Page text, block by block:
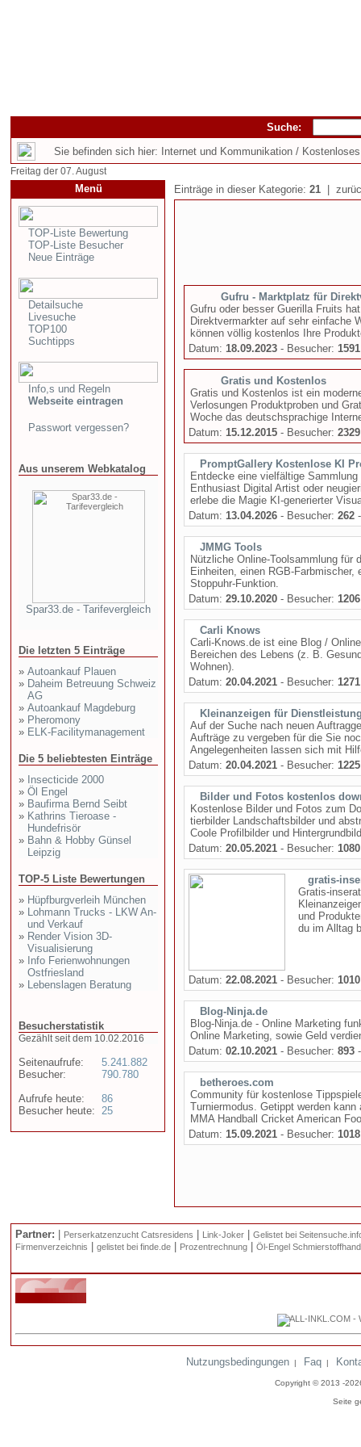
Suche:
Sie befinden sich hier: Internet und Kommunikation / Kostenloses
Freitag der 07. August
Menü
TOP-Liste Bewertung
TOP-Liste Besucher
Neue Einträge
Detailsuche
Livesuche
TOP100
Suchtipps
Info,s und Regeln
Webseite eintragen
Passwort vergessen?
Aus unserem Webkatalog
Spar33.de - Tarifevergleich
Die letzten 5 Einträge
» Autoankauf Plauen
» Daheim Betreuung Schweiz
AG
» Autoankauf Magdeburg
» Pheromony
» ELK-Facilitymanagement
Die 5 beliebtesten Einträge
» Insecticide 2000
» Öl Engel
» Baufirma Bernd Seibt
» Kathrins Tieroase -
Hundefrisör
» Bahn & Hobby Günsel
Leipzig
TOP-5 Liste Bewertungen
» Hüpfburgverleih München
» Lohmann Trucks - LKW An-
und Verkauf
» Render Vision 3D-
Visualisierung
» Info Ferienwohnungen
Ostfriesland
» Lebenslagen Beratung
Besucherstatistik
Gezählt seit dem 10.02.2016
Seitenaufrufe:
Besucher:
Aufrufe heute:
Besucher heute:
5.241.882
790.780
86
25
Einträge in dieser Kategorie: 21 |
Gufru - Marktplatz für
Gufru oder besser Guerilla Fruits
Direktvermarkter auf sehr einfache
können völlig kostenlos Ihre
Datum: 18.09.2023 - Besucher: 1591
Gratis und Kostenlos
Gratis und Kostenlos ist ein
Verlosungen Produktproben und
Woche das deutschsprachige
Datum: 15.12.2015 - Besucher: 2329
PromptGallery Kostenlose KI
Entdecke eine vielfältige
Enthusiast Digital Artist oder
erlebe die Magie KI-generierter
Datum: 13.04.2026 - Besucher: 262
JMMG Tools
Nützliche Online-Toolsammlung für
Einheiten, einen RGB-
Stoppuhr-Funktion.
Datum: 29.10.2020 - Besucher: 1206
Carli Knows
Carli-Knows.de ist eine Blog /
Bereichen des Lebens (z. B.
Wohnen).
Datum: 20.04.2021 - Besucher: 1271
Kleinanzeigen für
Auf der Suche nach neuen
Aufträge zu vergeben für die Sie
Angelegenheiten lassen sich mit
Datum: 20.04.2021 - Besucher: 1225
Bilder und Fotos kostenlos
Kostenlose Bilder und Fotos zum
tierbilder Landschaftsbilder und
Coole Profilbilder und
Datum: 20.05.2021 - Besucher: 1080
gratis-
Gratis-
und
du im Alltag
Datum: 22.08.2021 - Besucher: 1010
Blog-Ninja.de
Blog-Ninja.de - Online Marketing
Online Marketing, sowie Geld
Datum: 02.10.2021 - Besucher: 893
betheroes.com
Community für kostenlose
Turniermodus. Getippt werden
MMA Handball Cricket American
Datum: 15.09.2021 - Besucher: 1018
Partner: Perserkatzenzucht Catsresidens Link-Joker
Gelistet bei
Firmenverzeichnis
gelistet bei finde.de Prozentrechnung Öl-Engel
Nutzungsbedingungen | Faq |
Copyright © 2013 -
Seite